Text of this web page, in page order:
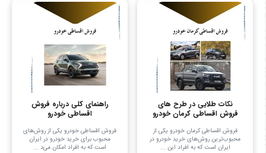
نکات طلایی در طرح های
فروش اقساطی کرمان خودرو
فروش اقساطی کرمان خودرو یکی از
محبوب‌ترین روش‌های خرید خودرو در
ایران است که به افراد این ...
راهنمای کلی درباره فروش
اقساطی خودرو
فروش اقساطی خودرو یکی از روش‌های
محبوب برای خرید خودرو در ایران
است که به افراد امکان می‌د ...